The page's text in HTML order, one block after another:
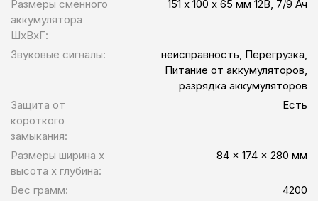
Размеры сменного
аккумулятора
ШхВхГ:
151 х 100 х 65 мм 12В, 7/9 Ач
Звуковые сигналы:
неисправность, Перегрузка,
Питание от аккумуляторов,
разрядка аккумуляторов
Защита от
короткого
замыкания:
Есть
Размеры ширина x
высота x глубина:
84 x 174 x 280 мм
Вес грамм:
4200